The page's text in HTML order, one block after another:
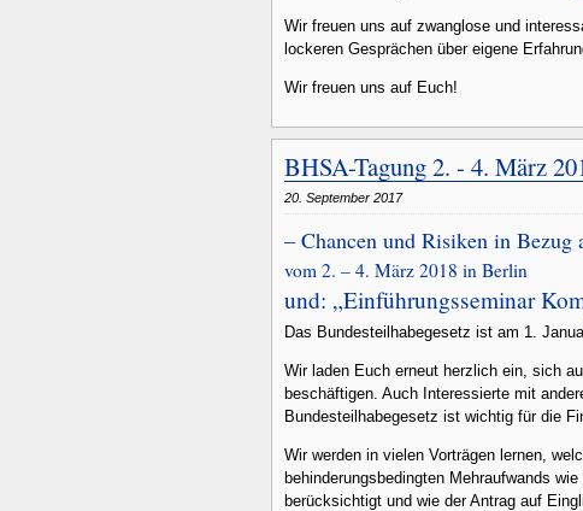
Wir freuen uns auf zwanglose und
lockeren Gesprächen über eigene
Wir freuen uns auf Euch!
BHSA-Tagung 2. - 4. März
20. September 2017
– Chancen und Risiken in
vom 2. – 4. März 2018 in Berlin
und: „Einführungsseminar
Das Bundesteilhabegesetz ist am 1.
Wir laden Euch erneut herzlich ein, sich
beschäftigen. Auch Interessierte mit
Bundesteilhabegesetz ist wichtig für die
Wir werden in vielen Vorträgen lernen,
behinderungsbedingten Mehraufwands
berücksichtigt und wie der Antrag auf